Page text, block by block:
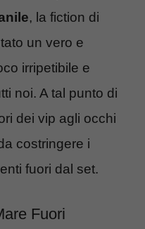
, la fiction di
un vero e
irripetibile e
noi. A tal punto di
dei vip agli occhi
costringere i
fuori dal set.
Fuori